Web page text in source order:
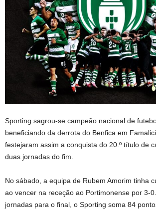
Sporting sagrou-se campeão nacional de
beneficiando da derrota do Benfica em
festejaram assim a conquista do 20.º título de
duas jornadas do fim.
No sábado, a equipa de Rubem Amorim tinha
ao vencer na receção ao Portimonense por 3-
jornadas para o final, o Sporting soma 84